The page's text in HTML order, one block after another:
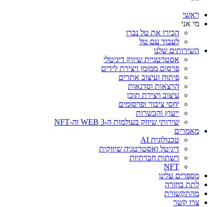
ראשי
מי אני
הכירו את טל נברו
לעבוד עם טל
השירותים שלנו
אסטרטגיית שיווק דיגיטלי
פרסום ממומן ויצירת לידים
פיתוח ועיצוב אתרים
הרצאות וסדנאות
עיצוב ויצירת תוכן
יחסי ציבור ופרסומים
ייעוץ והכשרות
שירותי שיווק בעולמות ה-WEB 3 וה-NFT
מאמרים
טכנולוגית AI
דיגיטל ואסטרטגיה שיווקית
רשתות חברתיות
NFT
מספרים עלינו
לתת בחזרה
מהתקשורת
צרו קשר